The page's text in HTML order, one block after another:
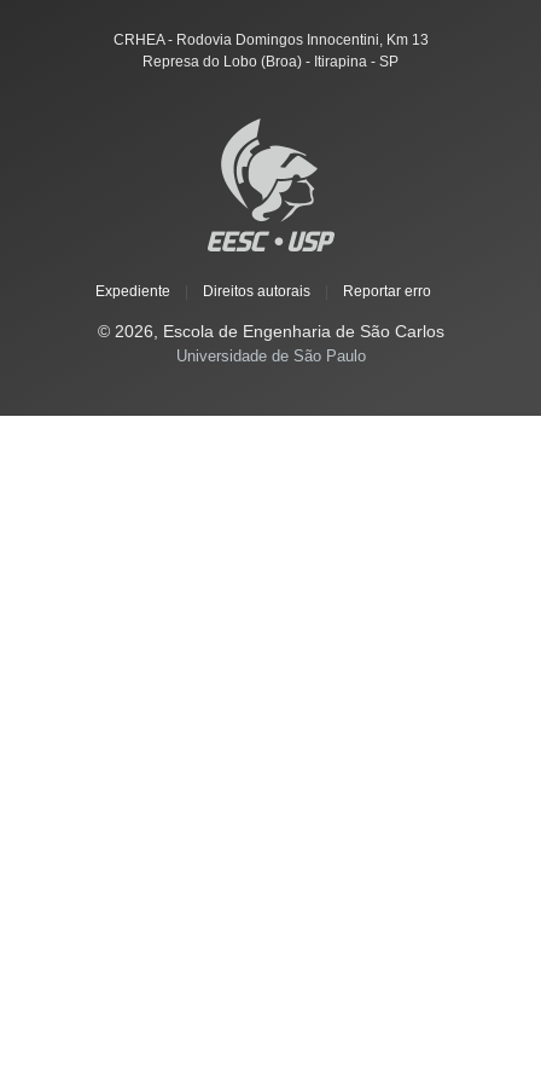
CRHEA - Rodovia Domingos Innocentini, Km 13
Represa do Lobo (Broa) - Itirapina - SP
Expediente Direitos autorais Reportar erro
© 2026, Escola de Engenharia de São Carlos
Universidade de São Paulo